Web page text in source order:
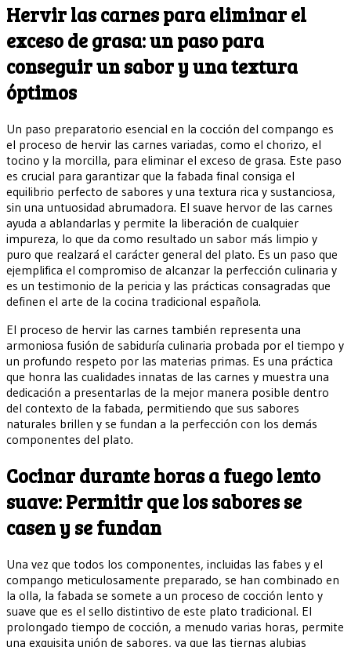
Hervir las carnes para eliminar el
exceso de grasa: un paso para
conseguir un sabor y una textura
óptimos
Un paso preparatorio esencial en la cocción del compango es
el proceso de hervir las carnes variadas, como el chorizo, el
tocino y la morcilla, para eliminar el exceso de grasa. Este paso
es crucial para garantizar que la fabada final consiga el
equilibrio perfecto de sabores y una textura rica y sustanciosa,
sin una untuosidad abrumadora. El suave hervor de las carnes
ayuda a ablandarlas y permite la liberación de cualquier
impureza, lo que da como resultado un sabor más limpio y
puro que realzará el carácter general del plato. Es un paso que
ejemplifica el compromiso de alcanzar la perfección culinaria y
es un testimonio de la pericia y las prácticas consagradas que
definen el arte de la cocina tradicional española.
El proceso de hervir las carnes también representa una
armoniosa fusión de sabiduría culinaria probada por el tiempo y
un profundo respeto por las materias primas. Es una práctica
que honra las cualidades innatas de las carnes y muestra una
dedicación a presentarlas de la mejor manera posible dentro
del contexto de la fabada, permitiendo que sus sabores
naturales brillen y se fundan a la perfección con los demás
componentes del plato.
Cocinar durante horas a fuego lento
suave: Permitir que los sabores se
casen y se fundan
Una vez que todos los componentes, incluidas las fabes y el
compango meticulosamente preparado, se han combinado en
la olla, la fabada se somete a un proceso de cocción lento y
suave que es el sello distintivo de este plato tradicional. El
prolongado tiempo de cocción, a menudo varias horas, permite
una exquisita unión de sabores, ya que las tiernas alubias